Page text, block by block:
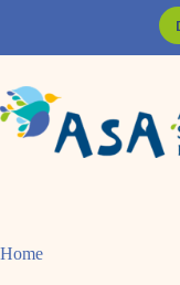
Home